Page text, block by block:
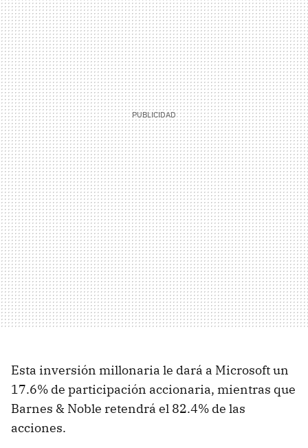
Esta inversión millonaria le dará a Microsoft un
17.6% de participación accionaria, mientras que
Barnes & Noble retendrá el 82.4% de las
acciones.